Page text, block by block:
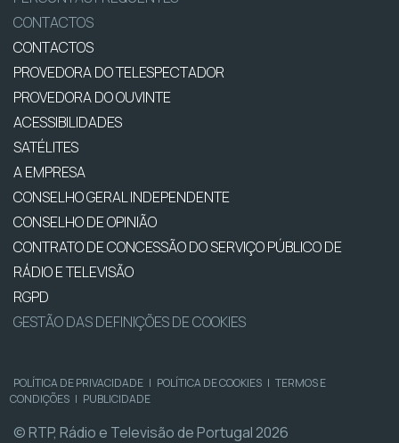
CONTACTOS
CONTACTOS
PROVEDORA DO TELESPECTADOR
PROVEDORA DO OUVINTE
ACESSIBILIDADES
SATÉLITES
A EMPRESA
CONSELHO GERAL INDEPENDENTE
CONSELHO DE OPINIÃO
CONTRATO DE CONCESSÃO DO SERVIÇO PÚBLICO DE
RÁDIO E TELEVISÃO
RGPD
GESTÃO DAS DEFINIÇÕES DE COOKIES
POLÍTICA DE PRIVACIDADE | POLÍTICA DE COOKIES | TERMOS E
CONDIÇÕES | PUBLICIDADE
© RTP, Rádio e Televisão de Portugal 2026